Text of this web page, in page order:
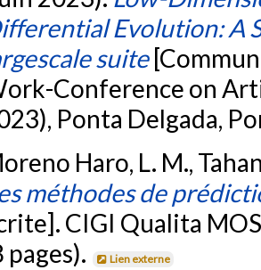
Evolution: A
suite
Conference on
Ponta Delgada,
Haro, L. M.,
méthodes de
CIGI Qualita
pages).
Lien externe